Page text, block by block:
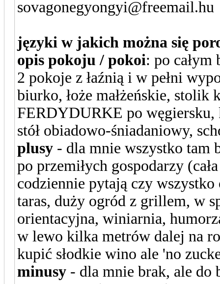
sovagonegyongyi@freemail.hu
języki w jakich można się
opis pokoju / pokoi: po całym
2 pokoje z łaźnią i w pełni
biurko, łoże małżeńskie, stolik
FERDYDURKE po węgiersku,
stół obiadowo-śniadaniowy,
plusy - dla mnie wszystko tam
po przemiłych gospodarzy
codziennie pytają czy
taras, duży ogród z grillem, w
orientacyjna, winiarnia,
w lewo kilka metrów dalej na
kupić słodkie wino ale 'no
minusy - dla mnie brak, ale do